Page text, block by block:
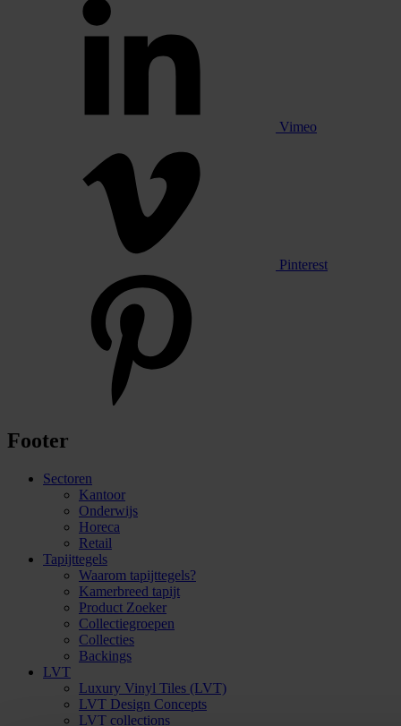
Vimeo
Pinterest
Footer
Sectoren
Kantoor
Onderwijs
Horeca
Retail
Tapijttegels
Waarom tapijttegels?
Kamerbreed tapijt
Product Zoeker
Collectiegroepen
Collecties
Backings
LVT
Luxury Vinyl Tiles (LVT)
LVT Design Concepts
LVT collections